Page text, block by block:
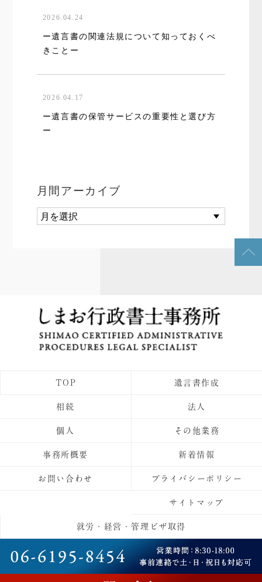
2026.04.24
ー遺言書の関連法規について知っておくべ
きことー
2026.04.17
ー遺言書の保管サービスの重要性と選び方
ー
月間アーカイブ
TOP 遺言書作成
相続 法人
個人 その他業務
事務所概要 新着情報
お問い合わせ プライバシーポリシー
サイトマップ
就労・経営・管理ビザ取得